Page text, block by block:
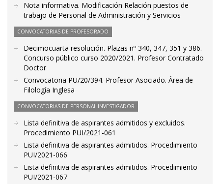
Nota informativa. Modificación Relación puestos de
trabajo de Personal de Administración y Servicios
CONVOCATORIAS DE PROFESORADO
Decimocuarta resolución. Plazas nº 340, 347, 351 y 386.
Concurso público curso 2020/2021. Profesor Contratado
Doctor
Convocatoria PU/20/394. Profesor Asociado. Área de
Filología Inglesa
CONVOCATORIAS DE PERSONAL INVESTIGADOR
Lista definitiva de aspirantes admitidos y excluidos.
Procedimiento PUI/2021-061
Lista definitiva de aspirantes admitidos. Procedimiento
PUI/2021-066
Lista definitiva de aspirantes admitidos. Procedimiento
PUI/2021-067